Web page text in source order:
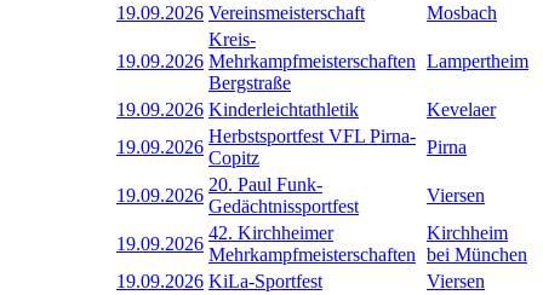
19.09.2026 Vereinsmeisterschaft Mosbach
19.09.2026
Kreis-
Mehrkampfmeisterschaften
Bergstraße
Lampertheim
19.09.2026 Kinderleichtathletik
Kevelaer
19.09.2026
Herbstsportfest VFL Pirna-
Copitz
Pirna
19.09.2026
20. Paul Funk-
Gedächtnissportfest
Viersen
19.09.2026
42. Kirchheimer
Mehrkampfmeisterschaften
Kirchheim
bei München
19.09.2026 KiLa-Sportfest
Viersen